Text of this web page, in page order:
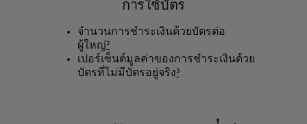
การใช้บัตร
จำนวนการชำระเงินด้วยบัตรต่อ
ผู้ใหญ่²
เปอร์เซ็นต์มูลค่าของการชำระเงินด้วย
บัตรที่ไม่มีบัตรอยู่จริง³